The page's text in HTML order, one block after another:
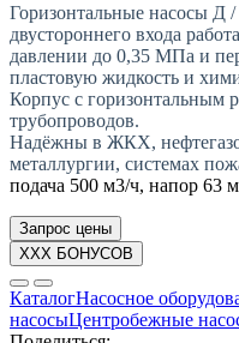
Горизонтальные насосы Д
двустороннего входа
давлении до 0,35 МПа и
пластовую жидкость и
Корпус с горизонтальным
трубопроводов.
Надёжны в ЖКХ,
металлургии, системах
подача 500 м3/ч, напор 63 м
Запрос цены
XXX БОНУСОВ
КаталогНасосное
насосыЦентробежные